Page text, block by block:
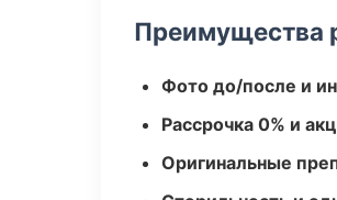
Преимущества
Фото до/после и
Рассрочка 0% и
Оригинальные